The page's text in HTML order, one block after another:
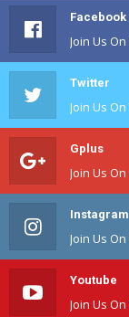
Facebook
Join Us
Twitter
Join Us
Gplus
Join Us
Instagram
Join Us
Youtube
Join Us